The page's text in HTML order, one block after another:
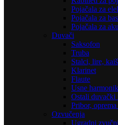
Pojačala za
Pojačala za
Pojačala za
Duvači
Saksofon
Truba
Stalci, lire,
Klarinet
Flaute
Usne
Ostali duvački
Pribor,
Ozvučenja
Ugradni